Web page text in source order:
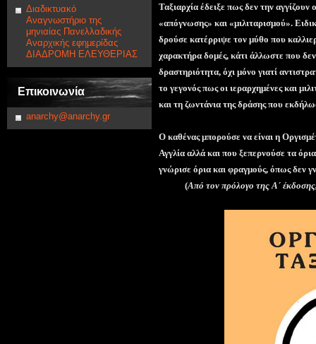
Διαδικτυακό
Αναγνωστήριο της
μηνιαίας Πανελλαδικής
Αναρχικής εφημερίδας
ΔΙΑΔΡΟΜΗ ΕΛΕΥΘΕΡΙΑΣ
Επικοινωνία
anarchy@anarchy.gr
Ταξιαρχία έδειξε πως δεν την αγγίζουν
«απόγνωσης» και «μιλιταρισμού».
δρούσε κατέρριψε τον μύθο που
χαρακτήρα δομές, κάτι άλλωστε που
δραστηριότητα, όχι μόνο γιατί
το γεγονός πως οι ιεραρχημένες και
και τη ζωντάνια της δράσης που
Ο καθένας μπορούσε να είναι η
Αγγλία αλλά και που ξεπερνούσε τα
γνώρισε όρια και φραγμούς, όπως δεν
(Από τον πρόλογο της Α΄